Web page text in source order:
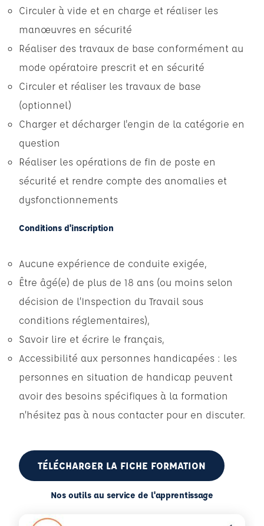
Circuler à vide et en charge et réaliser les
manœuvres en sécurité
Réaliser des travaux de base conformément au
mode opératoire prescrit et en sécurité
Circuler et réaliser les travaux de base
(optionnel)
Charger et décharger l'engin de la catégorie en
question
Réaliser les opérations de fin de poste en
sécurité et rendre compte des anomalies et
dysfonctionnements
Conditions d'inscription
Aucune expérience de conduite exigée,
Être âgé(e) de plus de 18 ans (ou moins selon
décision de l’Inspection du Travail sous
conditions réglementaires),
Savoir lire et écrire le français,
Accessibilité aux personnes handicapées : les
personnes en situation de handicap peuvent
avoir des besoins spécifiques à la formation
n’hésitez pas à nous contacter pour en discuter.
TÉLÉCHARGER LA FICHE FORMATION
Nos outils au service de l'apprentissage